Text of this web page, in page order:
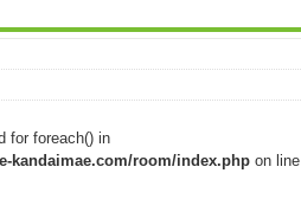
for foreach() in
kandaimae.com/room/index.php on line